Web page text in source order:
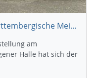
TSB Männer sind Baden Württembergische Meister
am
Halle hat sich der